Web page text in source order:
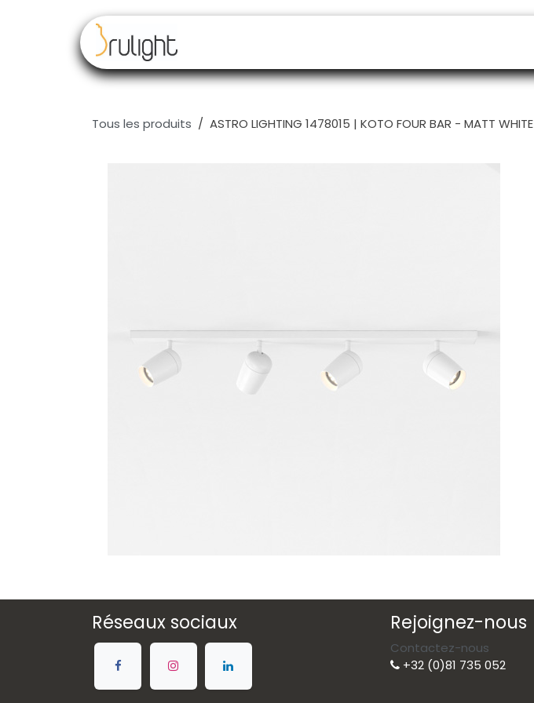
Tous les produits ASTRO LIGHTING 1478015 | KOTO FOUR BAR - MATT WHITE
Réseaux sociaux Rejoignez-nous
Contactez-nous
+32 (0)81 735 052